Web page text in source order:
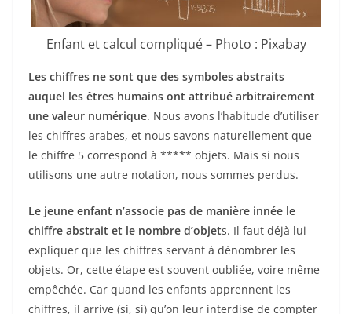
Enfant et calcul compliqué – Photo : Pixabay
Les chiffres ne sont que des symboles abstraits
auquel les êtres humains ont attribué arbitrairement
une valeur numérique. Nous avons l’habitude d’utiliser
les chiffres arabes, et nous savons naturellement que
le chiffre 5 correspond à ***** objets. Mais si nous
utilisons une autre notation, nous sommes perdus.
Le jeune enfant n’associe pas de manière innée le
chiffre abstrait et le nombre d’objets. Il faut déjà lui
expliquer que les chiffres servant à dénombrer les
objets. Or, cette étape est souvent oubliée, voire même
empêchée. Car quand les enfants apprennent les
chiffres, il arrive (si, si) qu’on leur interdise de compter